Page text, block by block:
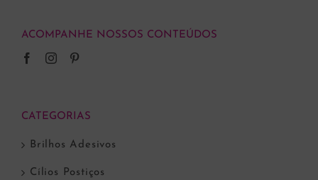
ACOMPANHE NOSSOS CONTEÚDOS
CATEGORIAS
Brilhos Adesivos
Cílios Postiços